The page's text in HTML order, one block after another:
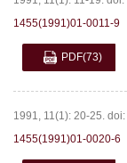
1455(1991)01-0011-9
PDF(73)
1991, 11(1): 20-25. doi:
1455(1991)01-0020-6